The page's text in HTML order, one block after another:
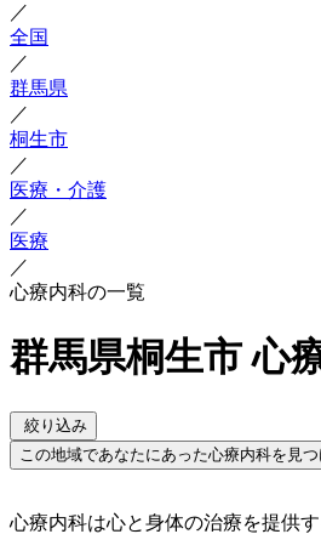
／
全国
／
群馬県
／
桐生市
／
医療・介護
／
医療
／
心療内科の一覧
群馬県桐生市 心
絞り込み
この地域であなたにあった心療内科を見
心療内科は心と身体の治療を提供